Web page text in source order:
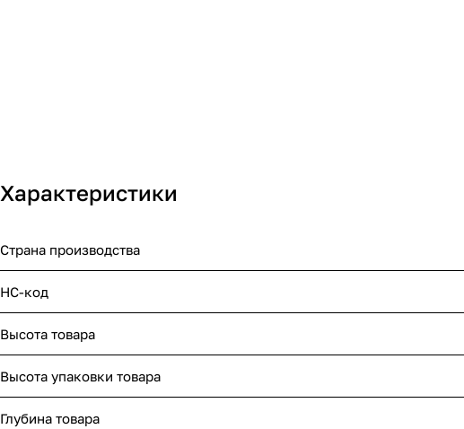
Характеристики
Страна производства
НС-код
Высота товара
Высота упаковки товара
Глубина товара